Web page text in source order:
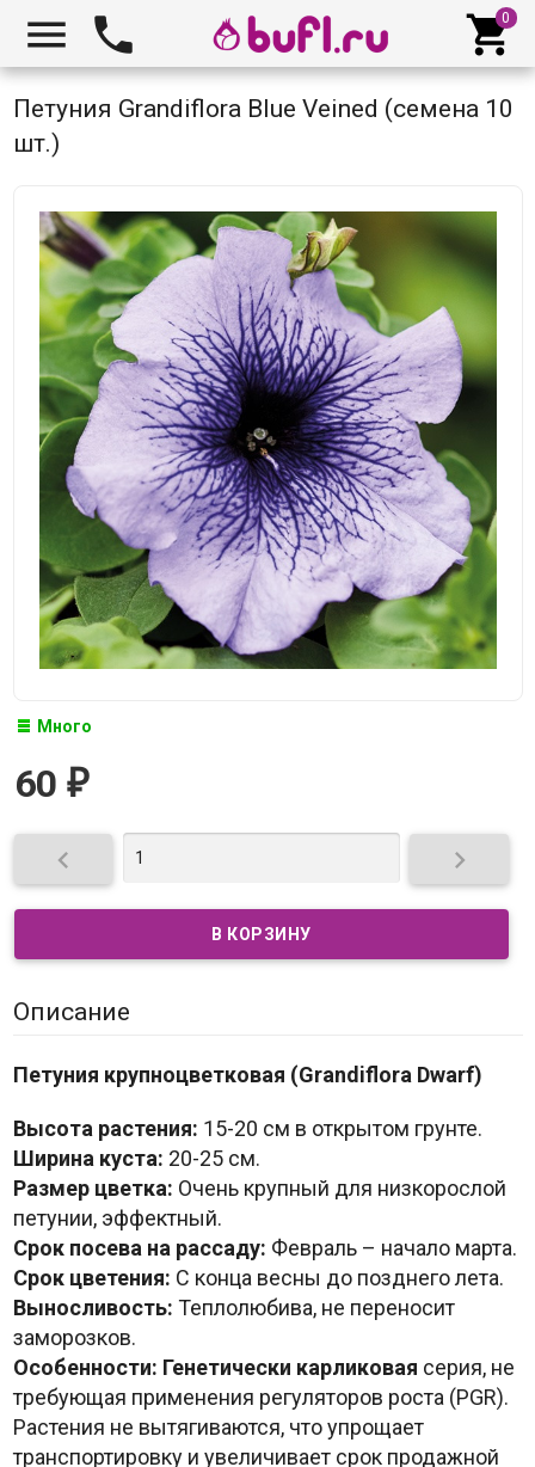
  
Петуния Grandiflora Blue Veined (семена 10
шт.)
Много
60 ₽
 
Описание
Петуния крупноцветковая (Grandiflora Dwarf)
Высота растения: 15-20 см в открытом грунте.
Ширина куста: 20-25 см.
Размер цветка: Очень крупный для низкорослой
петунии, эффектный.
Срок посева на рассаду: Февраль – начало марта.
Срок цветения: С конца весны до позднего лета.
Выносливость: Теплолюбива, не переносит
заморозков.
Особенности: Генетически карликовая серия, не
требующая применения регуляторов роста (PGR).
Растения не вытягиваются, что упрощает
транспортировку и увеличивает срок продажной